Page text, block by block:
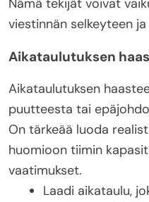
Nämä tekijät voivat
viestinnän selkeyteen
Aikataulutuksen
Aikataulutuksen
puutteesta tai
On tärkeää luoda
huomioon tiimin
vaatimukset.
Laadi aikataulu,